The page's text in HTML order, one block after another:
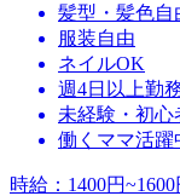
髪型・髪色自
服装自由
ネイルOK
週4日以上勤
未経験・初心
働くママ活躍
時給 ： 1400円~1600